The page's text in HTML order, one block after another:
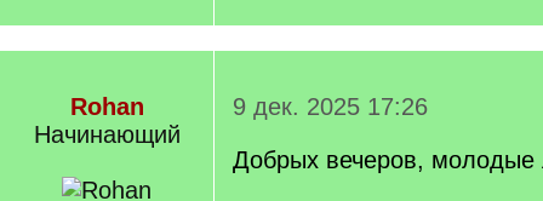
Rohan
Начинающий
9 дек. 2025 17:26
Добрых вечеров,